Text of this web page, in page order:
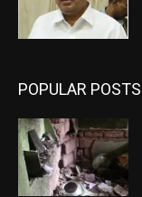
POPULAR POSTS